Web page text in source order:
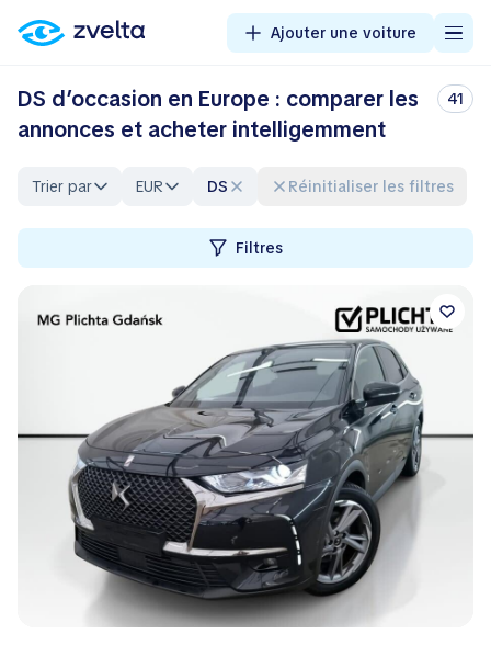
Ajouter une voiture
DS d’occasion en Europe : comparer les
annonces et acheter intelligemment
41
Trier par EUR DS Réinitialiser les filtres
Filtres